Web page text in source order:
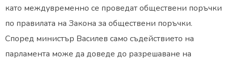
като междувременно се проведат обществени поръчки
по правилата на Закона за обществени поръчки.
Според министър Василев само съдействието на
парламента може да доведе до разрешаване на